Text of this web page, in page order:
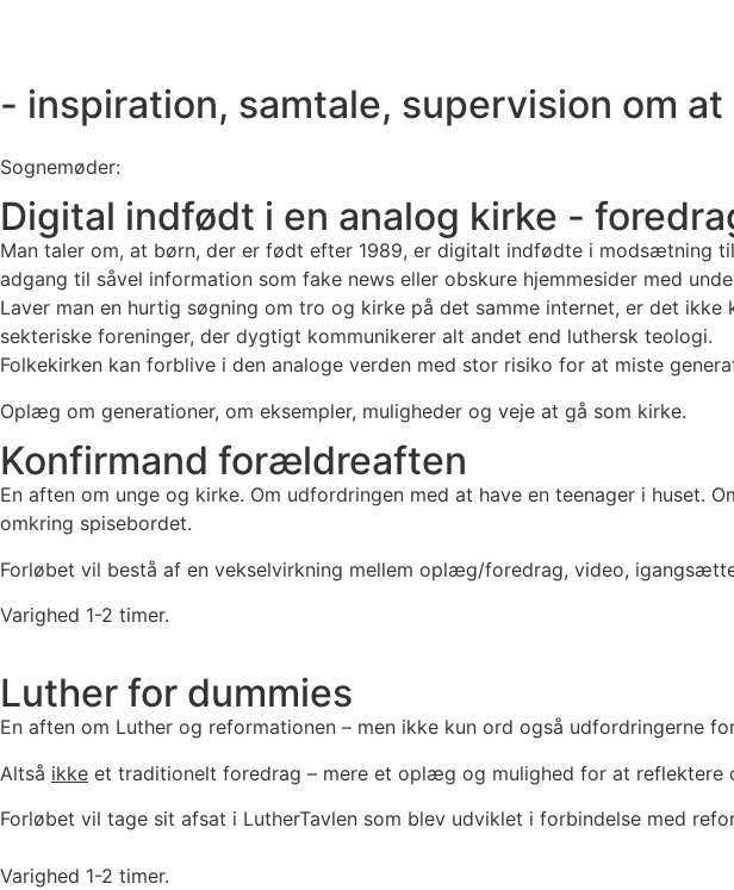
- inspiration, samtale, supervision om
Sognemøder:
Digital indfødt i en analog kirke -
Man taler om, at børn, der er født efter 1989, er digitalt indfødte i modsætning
adgang til såvel information som fake news eller obskure hjemmesider med
Laver man en hurtig søgning om tro og kirke på det samme internet, er det
sekteriske foreninger, der dygtigt kommunikerer alt andet end luthersk teologi.
Folkekirken kan forblive i den analoge verden med stor risiko for at miste
Oplæg om generationer, om eksempler, muligheder og veje at gå som kirke.
Konfirmand forældreaften
En aften om unge og kirke. Om udfordringen med at have en teenager i huset.
omkring spisebordet.
Forløbet vil bestå af en vekselvirkning mellem oplæg/foredrag, video,
Varighed 1-2 timer.
Luther for dummies
En aften om Luther og reformationen – men ikke kun ord også udfordringerne
Altså ikke et traditionelt foredrag – mere et oplæg og mulighed for at reflektere
Forløbet vil tage sit afsat i LutherTavlen som blev udviklet i forbindelse med
Varighed 1-2 timer.